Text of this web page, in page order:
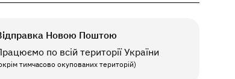
Новою Поштою
по всій території України
тимчасово окупованих територій)